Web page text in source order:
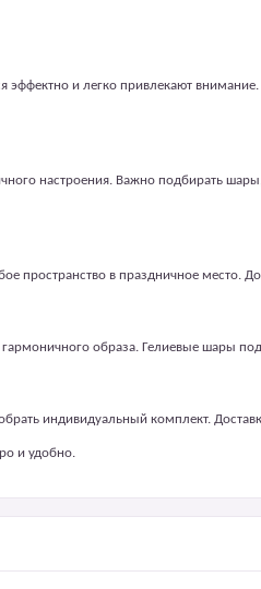
и легко привлекают
настроения. Важно подбирать
в праздничное место.
образа. Гелиевые шары
индивидуальный комплект.
и удобно.